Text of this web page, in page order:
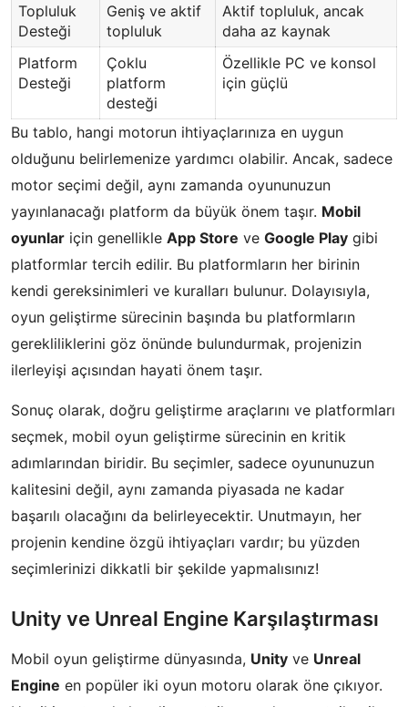
Topluluk
Desteği
Geniş ve aktif
topluluk
Aktif topluluk, ancak
daha az kaynak
Platform
Desteği
Çoklu
platform
desteği
Özellikle PC ve konsol
için güçlü
Bu tablo, hangi motorun ihtiyaçlarınıza en uygun
olduğunu belirlemenize yardımcı olabilir. Ancak, sadece
motor seçimi değil, aynı zamanda oyununuzun
yayınlanacağı platform da büyük önem taşır. Mobil
oyunlar için genellikle App Store ve Google Play gibi
platformlar tercih edilir. Bu platformların her birinin
kendi gereksinimleri ve kuralları bulunur. Dolayısıyla,
oyun geliştirme sürecinin başında bu platformların
gerekliliklerini göz önünde bulundurmak, projenizin
ilerleyişi açısından hayati önem taşır.
Sonuç olarak, doğru geliştirme araçlarını ve platformları
seçmek, mobil oyun geliştirme sürecinin en kritik
adımlarından biridir. Bu seçimler, sadece oyununuzun
kalitesini değil, aynı zamanda piyasada ne kadar
başarılı olacağını da belirleyecektir. Unutmayın, her
projenin kendine özgü ihtiyaçları vardır; bu yüzden
seçimlerinizi dikkatli bir şekilde yapmalısınız!
Unity ve Unreal Engine Karşılaştırması
Mobil oyun geliştirme dünyasında, Unity ve Unreal
Engine en popüler iki oyun motoru olarak öne çıkıyor.